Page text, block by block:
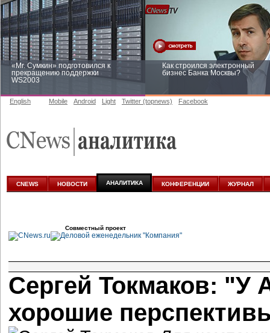
«Mr. Сумкин» подготовился к
прекращению поддержки
WS2003
Как строился электронный
бизнес Банка Москвы?
аналитике
English Mobile Android Light Twitter (topnews) Facebook
CNEWS НОВОСТИ АНАЛИТИКА КОНФЕРЕНЦИИ ЖУРНАЛ
Совместный проект
Сергей Токмаков: "У
хорошие